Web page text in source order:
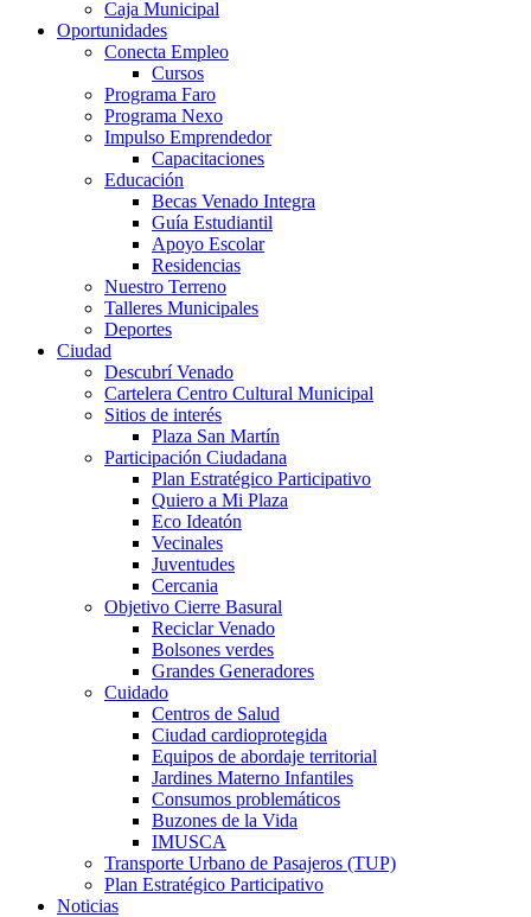
Caja Municipal
Oportunidades
Conecta Empleo
Cursos
Programa Faro
Programa Nexo
Impulso Emprendedor
Capacitaciones
Educación
Becas Venado Integra
Guía Estudiantil
Apoyo Escolar
Residencias
Nuestro Terreno
Talleres Municipales
Deportes
Ciudad
Descubrí Venado
Cartelera Centro Cultural Municipal
Sitios de interés
Plaza San Martín
Participación Ciudadana
Plan Estratégico Participativo
Quiero a Mi Plaza
Eco Ideatón
Vecinales
Juventudes
Cercania
Objetivo Cierre Basural
Reciclar Venado
Bolsones verdes
Grandes Generadores
Cuidado
Centros de Salud
Ciudad cardioprotegida
Equipos de abordaje territorial
Jardines Materno Infantiles
Consumos problemáticos
Buzones de la Vida
IMUSCA
Transporte Urbano de Pasajeros (TUP)
Plan Estratégico Participativo
Noticias